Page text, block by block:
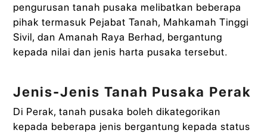
pengurusan tanah pusaka melibatkan beberapa
pihak termasuk Pejabat Tanah, Mahkamah Tinggi
Sivil, dan Amanah Raya Berhad, bergantung
kepada nilai dan jenis harta pusaka tersebut.
Jenis-Jenis Tanah Pusaka Perak
Di Perak, tanah pusaka boleh dikategorikan
kepada beberapa jenis bergantung kepada status